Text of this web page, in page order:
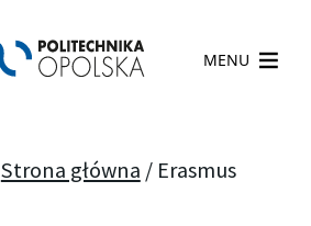
MENU
Strona główna / Erasmus